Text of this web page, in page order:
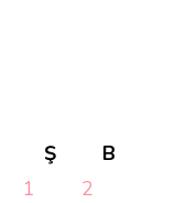
Ş
B
1
2